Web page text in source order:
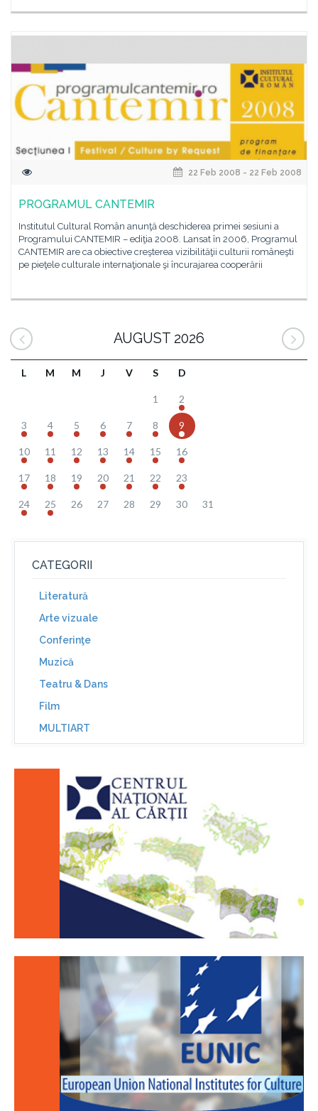
22 Feb 2008 - 22 Feb 2008
PROGRAMUL CANTEMIR
Institutul Cultural Român anunţă deschiderea primei sesiuni a
Programului CANTEMIR – ediţia 2008. Lansat în 2006, Programul
CANTEMIR are ca obiective creşterea vizibilităţii culturii româneşti
pe pieţele culturale internaţionale şi încurajarea cooperării
AUGUST 2026
L M M J V S D
1 2
3 4 5 6 7 8 9
10 11 12 13 14 15 16
17 18 19 20 21 22 23
24 25 26 27 28 29 30 31
CATEGORII
Literatură
Arte vizuale
Conferinţe
Muzică
Teatru & Dans
Film
MULTIART